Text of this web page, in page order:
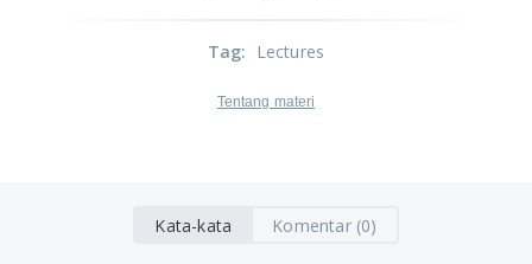
Tag: Lectures
Tentang materi
Kata-kata Komentar (0)